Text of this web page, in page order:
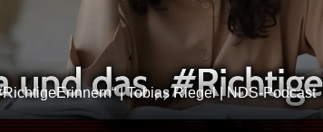
| Tobias Riegel | NDS-Podcast